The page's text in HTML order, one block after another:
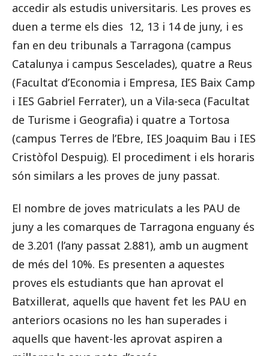
accedir als estudis universitaris. Les proves es
duen a terme els dies 12, 13 i 14 de juny, i es
fan en deu tribunals a Tarragona (campus
Catalunya i campus Sescelades), quatre a Reus
(Facultat d’Economia i Empresa, IES Baix Camp
i IES Gabriel Ferrater), un a Vila-seca (Facultat
de Turisme i Geografia) i quatre a Tortosa
(campus Terres de l’Ebre, IES Joaquim Bau i IES
Cristòfol Despuig). El procediment i els horaris
són similars a les proves de juny passat.
El nombre de joves matriculats a les PAU de
juny a les comarques de Tarragona enguany és
de 3.201 (l’any passat 2.881), amb un augment
de més del 10%. Es presenten a aquestes
proves els estudiants que han aprovat el
Batxillerat, aquells que havent fet les PAU en
anteriors ocasions no les han superades i
aquells que havent-les aprovat aspiren a